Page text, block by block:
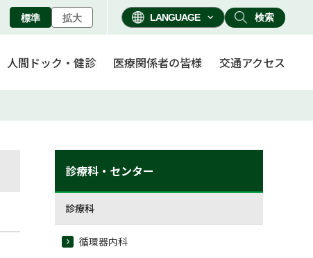
標準 拡大 検索
人間ドック・健診 医療関係者の皆様 交通アクセス
診療科・センター
診療科
循環器内科